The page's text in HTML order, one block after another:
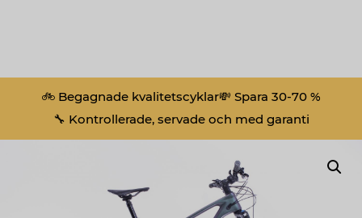
🚲 Begagnade kvalitetscyklar💸 Spara 30-70 %
🔧 Kontrollerade, servade och med garanti